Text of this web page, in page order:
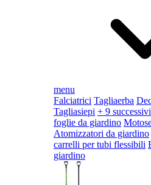
menu
Falciatrici Tagliaerba
Tagliasiepi + 9 successivi
foglie da giardino
Atomizzatori da giardino
carrelli per tubi flessibili
giardino